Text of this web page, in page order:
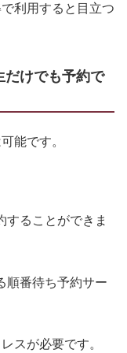
利用すると目立つ
だけでも予約で
能です。
することができま
順番待ち予約サー
スが必要です。